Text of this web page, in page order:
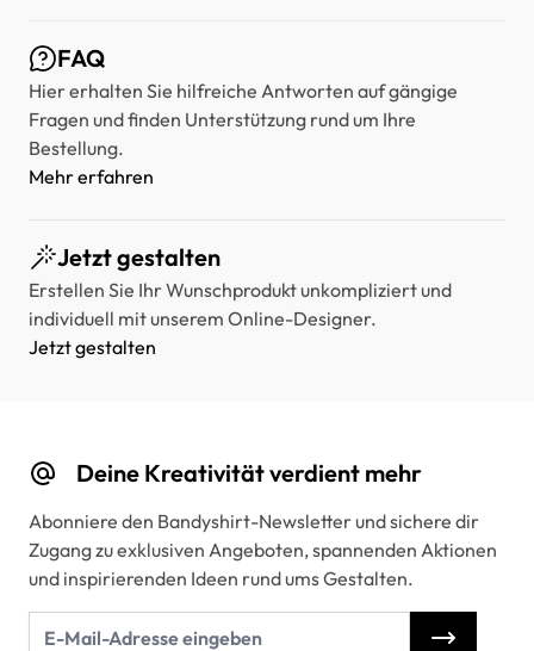
FAQ
Hier erhalten Sie hilfreiche Antworten auf gängige
Fragen und finden Unterstützung rund um Ihre
Bestellung.
Mehr erfahren
Jetzt gestalten
Erstellen Sie Ihr Wunschprodukt unkompliziert und
individuell mit unserem Online-Designer.
Jetzt gestalten
Deine Kreativität verdient mehr
Abonniere den Bandyshirt-Newsletter und sichere dir
Zugang zu exklusiven Angeboten, spannenden Aktionen
und inspirierenden Ideen rund ums Gestalten.